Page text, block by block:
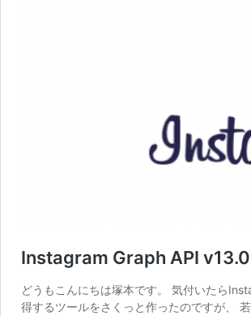
Instagram Graph API
どうもこんにちは塚本です。 気付いたら
得するツールをさくっと作ったのですが、